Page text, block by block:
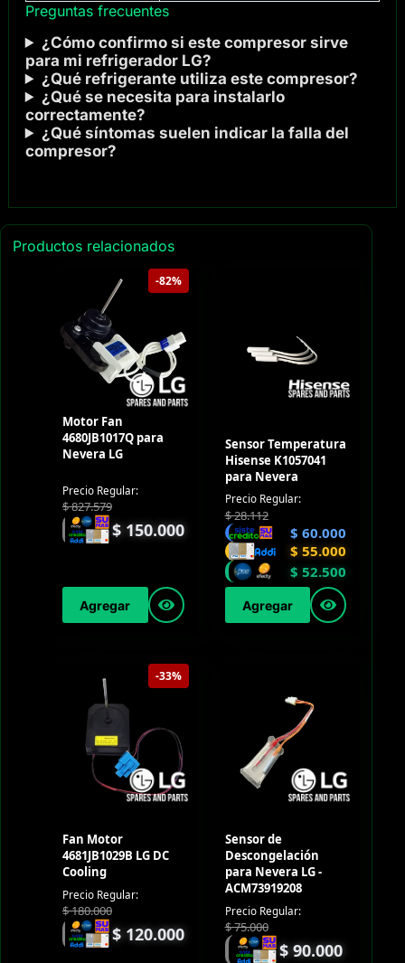
Preguntas frecuentes
¿Cómo confirmo si este compresor sirve
para mi refrigerador LG?
¿Qué refrigerante utiliza este compresor?
¿Qué se necesita para instalarlo
correctamente?
¿Qué síntomas suelen indicar la falla del
compresor?
Productos relacionados
-82%
Motor Fan
4680JB1017Q para
Nevera LG
Precio Regular:
$827.579
$ 150.000
Agregar
Sensor Temperatura
Hisense K1057041
para Nevera
Precio Regular:
$28.112
$ 60.000
$ 55.000
$ 52.500
Agregar
-33%
Fan Motor
4681JB1029B LG DC
Cooling
Precio Regular:
$180.000
$ 120.000
Sensor de
Descongelación
para Nevera LG -
ACM73919208
Precio Regular:
$75.000
$ 90.000